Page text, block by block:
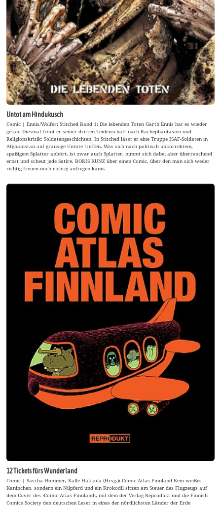
Untot am Hindukusch
Comic | Ennis/Wolfer: Stitched Band 1: Die lebenden Toten Garth Ennis hat es wieder
getan. Diesmal frönt er seiner dritten Leidenschaft nach Rachephantasien und
Religionskritik: Soldatengeschichten. In Stitched lässt er eine Truppe ISAF-Soldaten in
Afghanistan auf grausige Untote treffen. Was sich nach politisch unkorrektem,
spaßigem Splatter anhört, ist zwar auch Splatter, nimmt sich dabei aber überraschend
ernst und scheut jede Satire. BORIS KUNZ über einen Comic, über den man sich weder
richtig freuen noch richtig aufregen kann.
12 Tickets fürs Wunderland
Comic | Sascha Hommer, Kalle Hakkola (Hrsg.): Comic Atlas Finnland Kein weißes
Kaninchen, sondern ein Nilpferd und ein Krokodil sitzen am Steuer des Flugzeugs auf
dem Cover des ›Comic Atlas Finnland‹, mit dem der Verlag Reprodukt und die Finnish
Comics Society den deutschen Leser in eines der nördlichsten Länder der Erde